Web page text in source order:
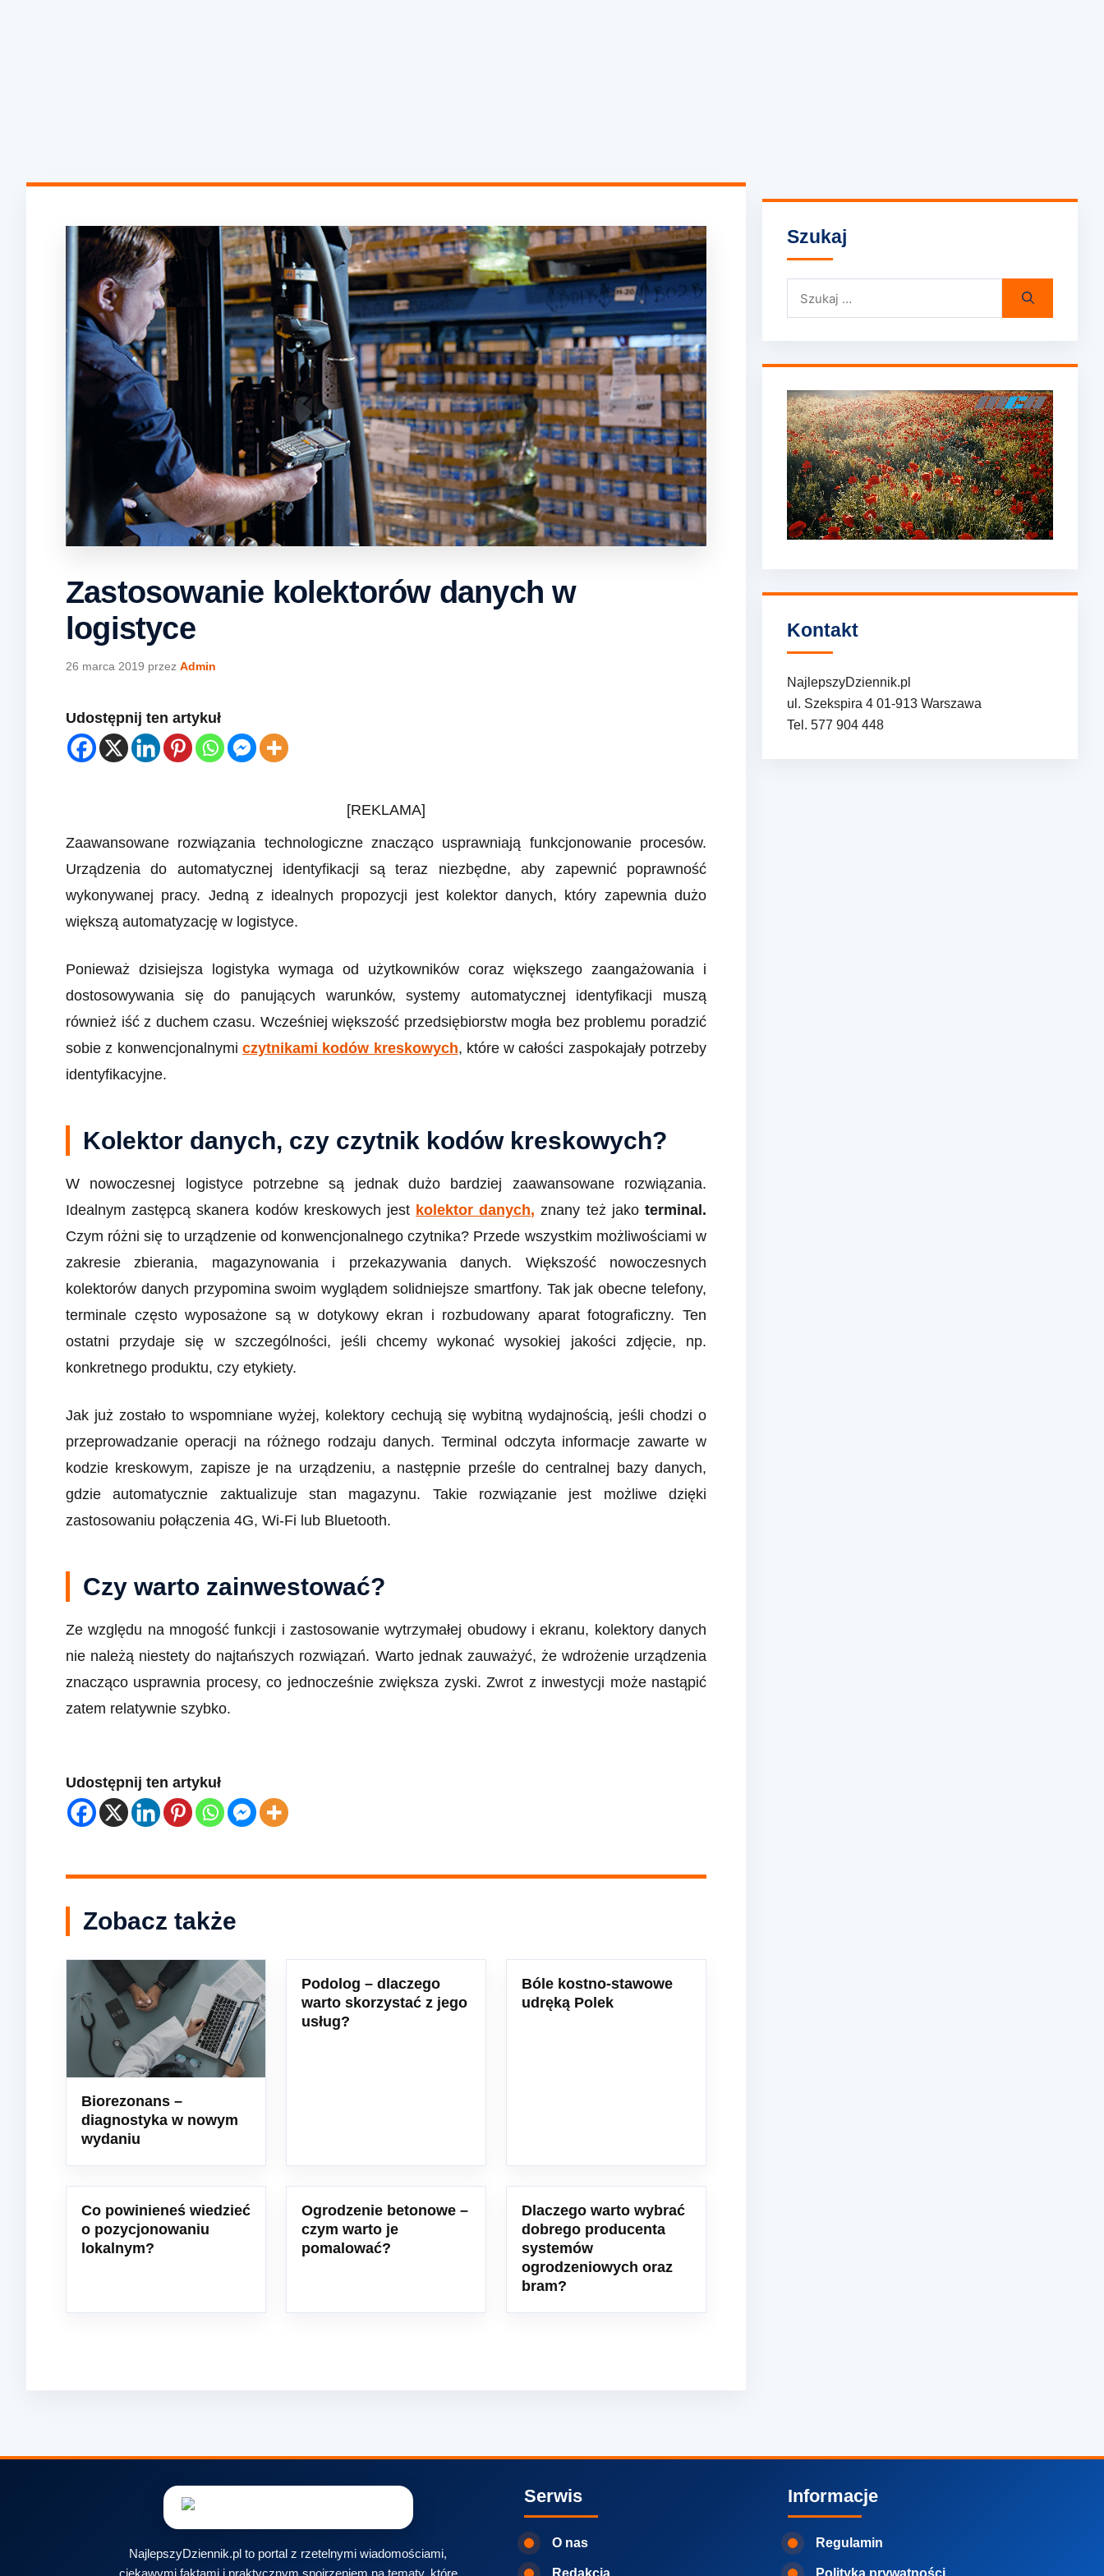
Zastosowanie kolektorów danych w
logistyce
26 marca 2019 przez Admin
Udostępnij ten artykuł
[REKLAMA]
Zaawansowane rozwiązania technologiczne znacząco usprawniają funkcjonowanie procesów.
Urządzenia do automatycznej identyfikacji są teraz niezbędne, aby zapewnić poprawność
wykonywanej pracy. Jedną z idealnych propozycji jest kolektor danych, który zapewnia dużo
większą automatyzację w logistyce.
Ponieważ dzisiejsza logistyka wymaga od użytkowników coraz większego zaangażowania i
dostosowywania się do panujących warunków, systemy automatycznej identyfikacji muszą
również iść z duchem czasu. Wcześniej większość przedsiębiorstw mogła bez problemu poradzić
sobie z konwencjonalnymi czytnikami kodów kreskowych, które w całości zaspokajały potrzeby
identyfikacyjne.
Kolektor danych, czy czytnik kodów kreskowych?
W nowoczesnej logistyce potrzebne są jednak dużo bardziej zaawansowane rozwiązania.
Idealnym zastępcą skanera kodów kreskowych jest kolektor danych, znany też jakoterminal.
Czym różni się to urządzenie od konwencjonalnego czytnika? Przede wszystkim możliwościami w
zakresie zbierania, magazynowania i przekazywania danych. Większość nowoczesnych
kolektorów danych przypomina swoim wyglądem solidniejsze smartfony. Tak jak obecne telefony,
terminale często wyposażone są w dotykowy ekran i rozbudowany aparat fotograficzny. Ten
ostatni przydaje się w szczególności, jeśli chcemy wykonać wysokiej jakości zdjęcie, np.
konkretnego produktu, czy etykiety.
Jak już zostało to wspomniane wyżej, kolektory cechują się wybitną wydajnością, jeśli chodzi o
przeprowadzanie operacji na różnego rodzaju danych. Terminal odczyta informacje zawarte w
kodzie kreskowym, zapisze je na urządzeniu, a następnie prześle do centralnej bazy danych,
gdzie automatycznie zaktualizuje stan magazynu. Takie rozwiązanie jest możliwe dzięki
zastosowaniu połączenia 4G, Wi-Fi lub Bluetooth.
Czy warto zainwestować?
Ze względu na mnogość funkcji i zastosowanie wytrzymałej obudowy i ekranu, kolektory danych
nie należą niestety do najtańszych rozwiązań. Warto jednak zauważyć, że wdrożenie urządzenia
znacząco usprawnia procesy, co jednocześnie zwiększa zyski. Zwrot z inwestycji może nastąpić
zatem relatywnie szybko.
Udostępnij ten artykuł
Zobacz także
Biorezonans –
diagnostyka w nowym
wydaniu
Podolog – dlaczego
warto skorzystać z jego
usług?
Bóle kostno-stawowe
udręką Polek
Co powinieneś wiedzieć
o pozycjonowaniu
lokalnym?
Ogrodzenie betonowe –
czym warto je
pomalować?
Dlaczego warto wybrać
dobrego producenta
systemów
ogrodzeniowych oraz
bram?
Szukaj
Kontakt
NajlepszyDziennik.pl
ul. Szekspira 4 01-913 Warszawa
Tel. 577 904 448
NajlepszyDziennik.pl to portal z rzetelnymi wiadomościami,
Serwis
O nas
Informacje
Regulamin